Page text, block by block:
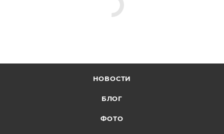
НОВОСТИ
БЛОГ
ФОТО